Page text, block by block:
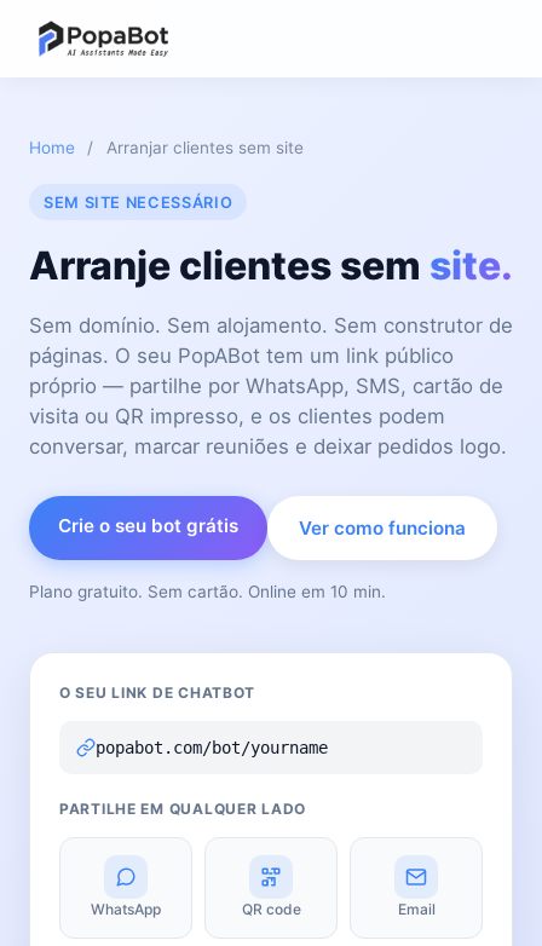
Home / Arranjar clientes sem site
SEM SITE NECESSÁRIO
Arranje clientes sem site.
Sem domínio. Sem alojamento. Sem construtor de
páginas. O seu PopABot tem um link público
próprio — partilhe por WhatsApp, SMS, cartão de
visita ou QR impresso, e os clientes podem
conversar, marcar reuniões e deixar pedidos logo.
Crie o seu bot grátis Ver como funciona
Plano gratuito. Sem cartão. Online em 10 min.
O SEU LINK DE CHATBOT
popabot.com/bot/yourname
PARTILHE EM QUALQUER LADO
WhatsApp QR code Email